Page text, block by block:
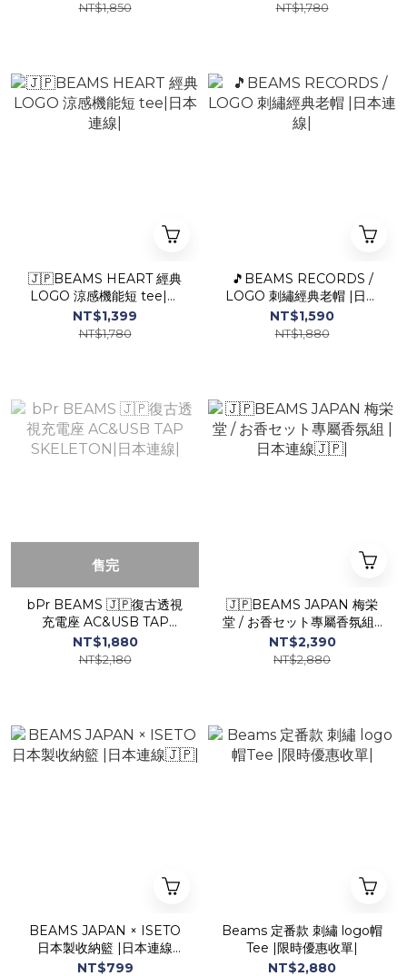
NT$1,850 NT$1,780
🇯🇵BEAMS HEART 經典
LOGO 涼感機能短 tee|日
本連線|
NT$1,399
NT$1,780
🎵BEAMS RECORDS /
LOGO 刺繡經典老帽 |日本
連線|
NT$1,590
NT$1,880
售完
bPr BEAMS 🇯🇵復古透視
充電座 AC&USB TAP
SKELETON|日本連線|
NT$1,880
NT$2,180
🇯🇵BEAMS JAPAN 梅栄
堂 / お香セット專屬香氛組 |
日本連線🇯🇵|
NT$2,390
NT$2,880
BEAMS JAPAN × ISETO
日本製收納籃 |日本連線
🇯🇵|
NT$799
Beams 定番款 刺繡 logo帽
Tee |限時優惠收單|
NT$2,880